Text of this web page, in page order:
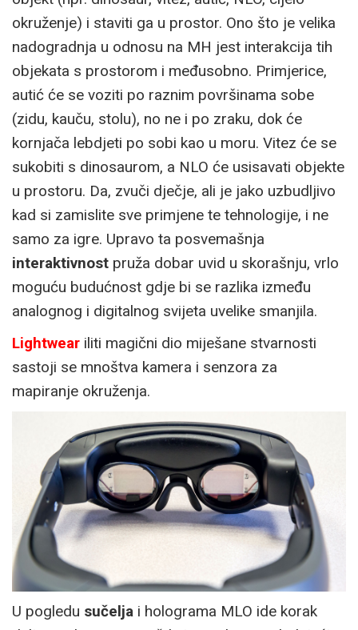
okruženje) i staviti ga u prostor. Ono što je velika
nadogradnja u odnosu na MH jest interakcija tih
objekata s prostorom i međusobno. Primjerice,
autić će se voziti po raznim površinama sobe
(zidu, kauču, stolu), no ne i po zraku, dok će
kornjača lebdjeti po sobi kao u moru. Vitez će se
sukobiti s dinosaurom, a NLO će usisavati objekte
u prostoru. Da, zvuči dječje, ali je jako uzbudljivo
kad si zamislite sve primjene te tehnologije, i ne
samo za igre. Upravo ta posvemašnja
interaktivnost pruža dobar uvid u skorašnju, vrlo
moguću budućnost gdje bi se razlika između
analognog i digitalnog svijeta uvelike smanjila.
Lightwear iliti magični dio miješane stvarnosti
sastoji se mnoštva kamera i senzora za
mapiranje okruženja.
U pogledu sučelja i holograma MLO ide korak